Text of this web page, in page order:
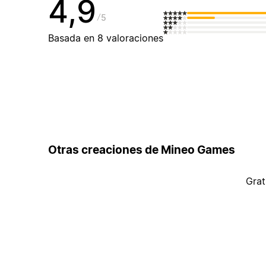
4,9 5
Basada en 8 valoraciones
Otras creaciones de Mineo Games